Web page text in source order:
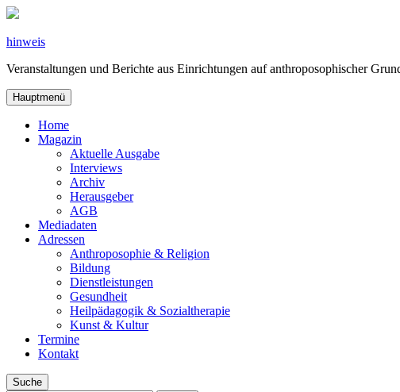
Zum
springen
hinweis
Veranstaltungen und Berichte aus Einrichtungen auf anthroposophischer
Hauptmenü
Home
Magazin
Aktuelle Ausgabe
Interviews
Archiv
Herausgeber
AGB
Mediadaten
Adressen
Anthroposophie & Religion
Bildung
Dienstleistungen
Gesundheit
Heilpädagogik & Sozialtherapie
Kunst & Kultur
Termine
Kontakt
Suche